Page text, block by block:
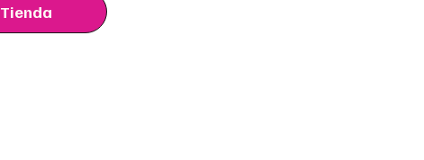
Tienda